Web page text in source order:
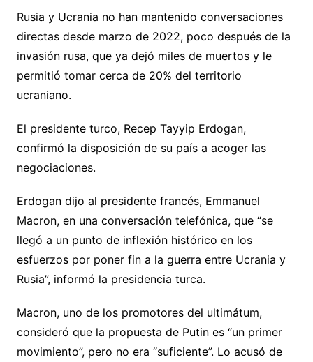
Rusia y Ucrania no han mantenido conversaciones
directas desde marzo de 2022, poco después de la
invasión rusa, que ya dejó miles de muertos y le
permitió tomar cerca de 20% del territorio
ucraniano.
El presidente turco, Recep Tayyip Erdogan,
confirmó la disposición de su país a acoger las
negociaciones.
Erdogan dijo al presidente francés, Emmanuel
Macron, en una conversación telefónica, que “se
llegó a un punto de inflexión histórico en los
esfuerzos por poner fin a la guerra entre Ucrania y
Rusia”, informó la presidencia turca.
Macron, uno de los promotores del ultimátum,
consideró que la propuesta de Putin es “un primer
movimiento”, pero no era “suficiente”. Lo acusó de